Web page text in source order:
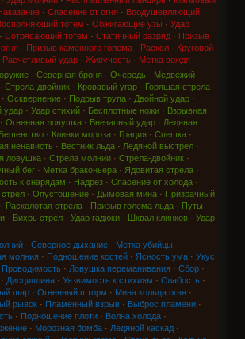
· Спасение от огня· Воодушевляющий
тотем · Обжигающие узы · Удар
· Сотрясающий тотем · Статичный разряд· Призыв
· Призыв каменного голема· Раскол· Круговой
Расчетливый удар· Живучесть· Метка вождя
· Северная броня · Очередь · Медвежий
Стрела-двойник· Кровавый угар· Горящая стрела·
Осквернение· Подрыв трупа· Двойной удар·
удар· Удар стихий· Бесплотные ножи· Взрывная
Огненная ловушка· Внезапный удар· Ледяная
Бешенство· Клинки мороза· Грация · Спешка·
ненависть · Вестник льда· Ледяной выстрел·
ловушка· Стрела молнии· Стрела-двойник·
бег· Метка браконьера· Ядовитая стрела·
к снарядам · Надрез· Спасение от холода·
· Опустошение· Дымовая мина· Призрачный
Расколотая стрела· Призыв голема льда· Путы
· Вихрь стрел· Удар гадюки· Шквал клинков· Удар
· Северное дыхание· Метка убийцы ·
молния· Подношение костей· Ясность ума· Укус
Проводимость· Ловушка переманивания· Сбор·
Дисциплина· Уязвимость к стихиям · Слабость·
шар· Огненный шторм · Мина кольца огня·
рывок· Пламенный взрыв· Выброс пламени·
· Подношение плоти· Волна холода·
· Морозная бомба· Ледяной каскад·